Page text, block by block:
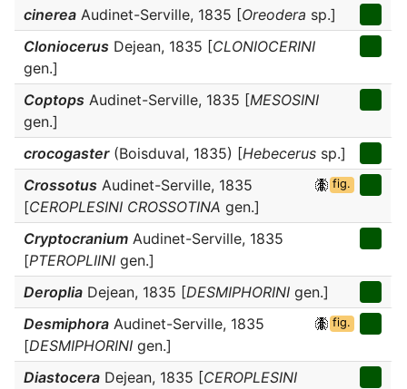
cinerea Audinet-Serville, 1835 [Oreodera sp.]
Cloniocerus Dejean, 1835 [CLONIOCERINI
gen.]
Coptops Audinet-Serville, 1835 [MESOSINI
gen.]
crocogaster(Boisduval, 1835) [Hebecerus sp.]
Crossotus Audinet-Serville, 1835
[CEROPLESINI CROSSOTINA gen.]
fig.
Cryptocranium Audinet-Serville, 1835
[PTEROPLIINI gen.]
Deroplia Dejean, 1835 [DESMIPHORINI gen.]
Desmiphora Audinet-Serville, 1835
[DESMIPHORINI gen.]
fig.
Diastocera Dejean, 1835 [CEROPLESINI